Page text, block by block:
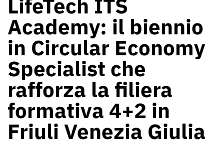
LifeTech ITS
Academy: il biennio
in Circular Economy
Specialist che
rafforza la filiera
formativa 4+2 in
Friuli Venezia Giulia